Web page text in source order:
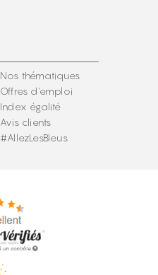
Nos thématiques
Offres d'emploi
Index égalité
Avis clients
#AllezLesBleus